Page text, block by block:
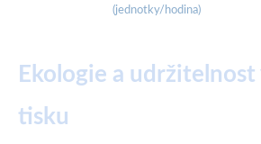
(jednotky/hodina)
Ekologie a
tisku